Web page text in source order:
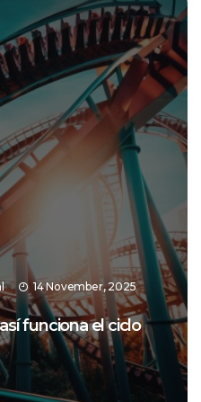
14 November, 2025
funciona el ciclo